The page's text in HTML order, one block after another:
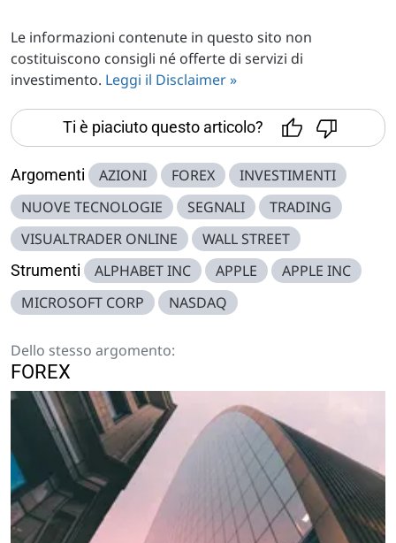
Le informazioni contenute in questo sito non
costituiscono consigli né offerte di servizi di
investimento. Leggi il Disclaimer »
Ti è piaciuto questo articolo?
Argomenti AZIONI FOREX
INVESTIMENTI
NUOVE TECNOLOGIE
SEGNALI
TRADING
VISUALTRADER ONLINE
WALL STREET
Strumenti ALPHABET INC APPLE
APPLE INC
MICROSOFT CORP
NASDAQ
Dello stesso argomento:
FOREX